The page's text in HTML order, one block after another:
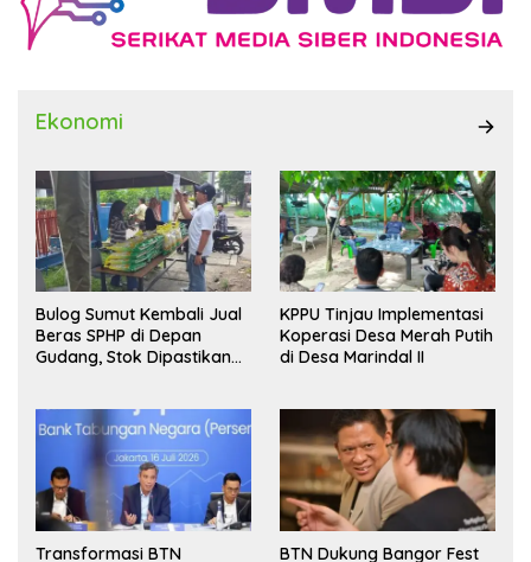
Ekonomi
Bulog Sumut Kembali Jual
Beras SPHP di Depan
Gudang, Stok Dipastikan
KPPU Tinjau Implementasi
Koperasi Desa Merah Putih
di Desa Marindal II
Transformasi BTN
BTN Dukung Bangor Fest